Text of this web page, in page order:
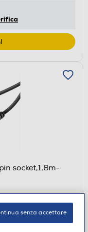
socket,1,8m-
senza accettare